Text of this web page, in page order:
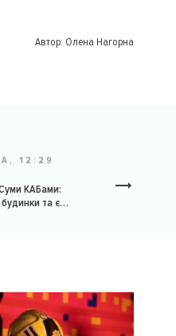
Автор: Олена Нагорна
12:29
КАБами:
та є